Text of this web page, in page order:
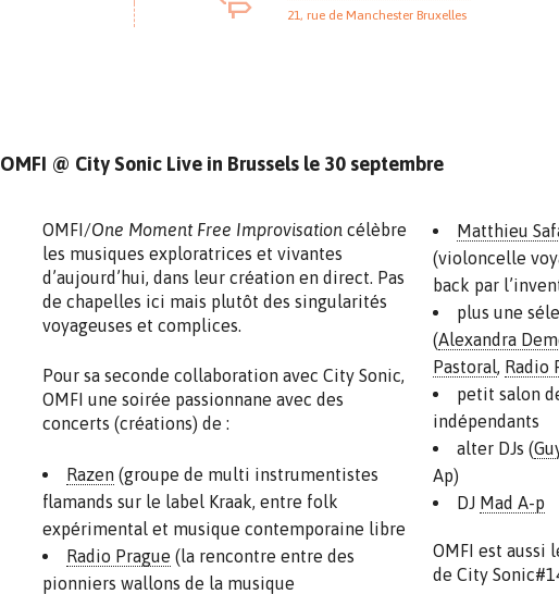
21, rue de Manchester Bruxelles
OMFI @ City Sonic Live in Brussels le 30 septembre
OMFI/One Moment Free Improvisationcélèbre
les musiques exploratrices et vivantes
d’aujourd’hui, dans leur création en direct. Pas
de chapelles ici mais plutôt des singularités
voyageuses et complices.
Pour sa seconde collaboration avec City Sonic,
OMFI une soirée passionnane avec des
concerts (créations) de :
Razen(groupe de multi instrumentistes
flamands sur le label Kraak, entre folk
expérimental et musique contemporaine libre
Radio Prague (la rencontre entre des
pionniers wallons de la musique
Matthieu
(violoncelle
back par
plus une
(Alexandra
Pastoral, Radio
petit salon
indépendants
alter DJs (
Ap)
DJ Mad A-p
OMFI est aussi
de City